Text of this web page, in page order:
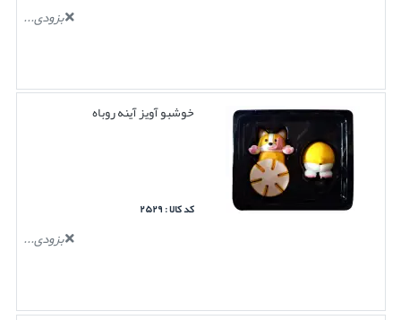
بزودی...
خوشبو آویز آینه روباه
کد کالا : ۲۵۲۹
بزودی...